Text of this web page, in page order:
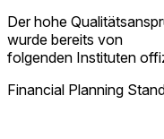
Der hohe
wurde bereits von
folgenden Instituten
Financial Planning